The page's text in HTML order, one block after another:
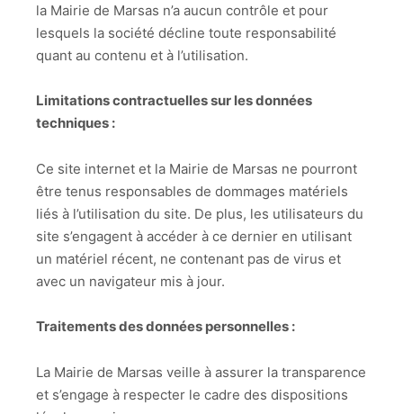
la Mairie de Marsas n’a aucun contrôle et pour
lesquels la société décline toute responsabilité
quant au contenu et à l’utilisation.
Limitations contractuelles sur les données
techniques :
Ce site internet et la Mairie de Marsas ne pourront
être tenus responsables de dommages matériels
liés à l’utilisation du site. De plus, les utilisateurs du
site s’engagent à accéder à ce dernier en utilisant
un matériel récent, ne contenant pas de virus et
avec un navigateur mis à jour.
Traitements des données personnelles :
La Mairie de Marsas veille à assurer la transparence
et s’engage à respecter le cadre des dispositions